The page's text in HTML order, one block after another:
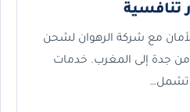
مع شركة الرهوان لشحن
من جدة إلى المغرب. خدمات
تشمل…